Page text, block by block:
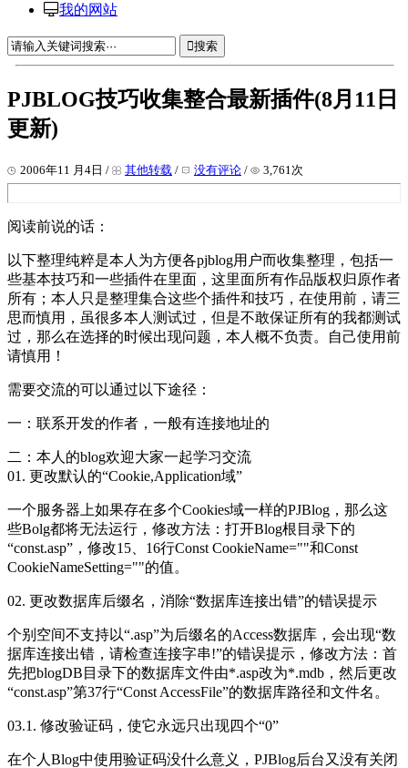
我的网站
搜索
PJBLOG技巧收集整合最新插件(8月11日
更新)
2006年11 月4日 / 其他转载 / 没有评论 / 3,761次
阅读前说的话：
以下整理纯粹是本人为方便各pjblog用户而收集整理，包括一
些基本技巧和一些插件在里面，这里面所有作品版权归原作者
所有；本人只是整理集合这些个插件和技巧，在使用前，请三
思而慎用，虽很多本人测试过，但是不敢保证所有的我都测试
过，那么在选择的时候出现问题，本人概不负责。自己使用前
请慎用！
需要交流的可以通过以下途径：
一：联系开发的作者，一般有连接地址的
二：本人的blog欢迎大家一起学习交流
01. 更改默认的“Cookie,Application域”
一个服务器 上如果存在多个Cookies域一样的PJBlog，那么这
些Bolg都将无法运行，修改方法：打开Blog根目录下的
“const.asp”，修改15、16行Const CookieName=""和Const
CookieNameSetting=""的值。
02. 更改数据库后缀名，消除“数据库连接出错”的错误提示
个别 空间不支持以“.asp”为后缀名的Access数据库，会出现“数
据库连接出错，请检查连接字串!”的错误提示，修改方法：首
先把blogDB目录下的数据库文件由*.asp改为*.mdb，然后更改
“const.asp”第37行“Const AccessFile”的数据库路径和文件名。
03.1. 修改验证码，使它永远只出现四个“0”
在个人Blog中使用验证码没什么意义，PJBlog后台 又没有关闭